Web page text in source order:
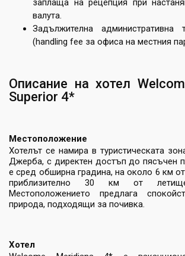
заплаща на рецепция при
валута.
Задължителна
(handling fee за офиса на местния
Описание на хотел
Superior 4*
Местоположение
Хотелът се намира в туристическата
Джерба, с директен достъп до пясъчен
е сред обширна градина, на около 6 км
приблизително 30 км от летище
Местоположението предлага
природа, подходящи за почивка.
Хотел